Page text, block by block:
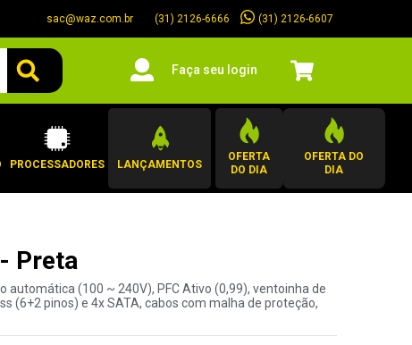
sac@waz.com.br (31) 2126-6666 (31) 2126-6607
Faça seu login
PROCESSADORES LANÇAMENTOS
OFERTA
DO DIA
OFERTA DO
DIA
Preta
automática (100 ~ 240V), PFC Ativo (0,99), ventoinha de
(6+2 pinos) e 4x SATA, cabos com malha de proteção,